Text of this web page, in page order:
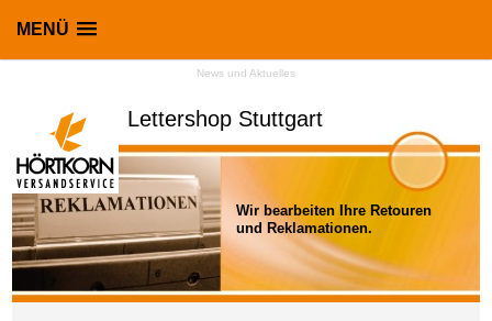
MENÜ
Lettershop Stuttgart
News und Aktuelles
Wir bearbeiten Ihre Retouren
und Reklamationen.